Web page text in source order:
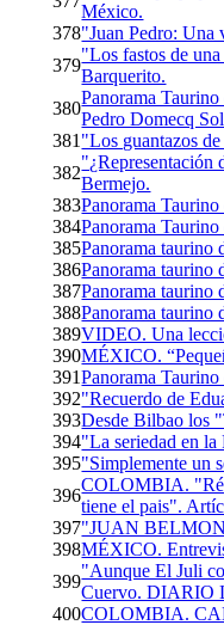
México.
378"Juan Pedro: Una
379
"Los fastos de
Barquerito.
380
Panorama
Pedro Domecq
381
382
Bermejo.
383Panorama
384Panorama
385Panorama taurino
386Panorama taurino
387Panorama taurino
388Panorama taurino
389VIDEO. Una
390MÉXICO.
391Panorama
392"Recuerdo de
393Desde Bilbao los
394"La seriedad en
395"Simplemente un
396
COLOMBIA.
tiene el pais".
397"JUAN
398MÉXICO.
399
"Aunque El Juli
Cuervo. DIARIO
400COLOMBIA.